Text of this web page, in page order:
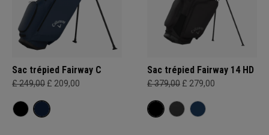
Sac trépied Fairway C
£ 249,00 £ 209,00
Sac trépied Fairway 14 HD
£ 379,00 £ 279,00